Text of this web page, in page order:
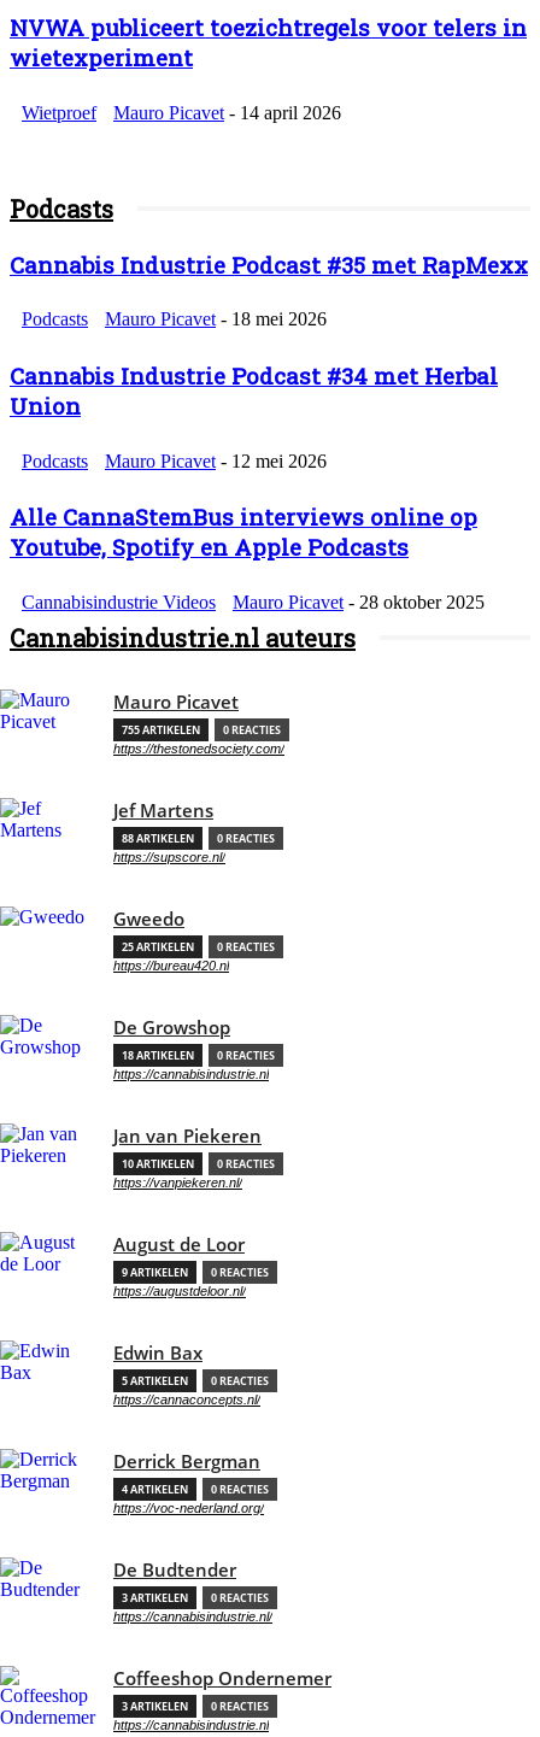
NVWA publiceert toezichtregels voor telers in
wietexperiment
Wietproef Mauro Picavet - 14 april 2026
Podcasts
Cannabis Industrie Podcast #35 met RapMexx
Podcasts Mauro Picavet - 18 mei 2026
Cannabis Industrie Podcast #34 met Herbal
Union
Podcasts Mauro Picavet - 12 mei 2026
Alle CannaStemBus interviews online op
Youtube, Spotify en Apple Podcasts
Cannabisindustrie Videos Mauro Picavet - 28 oktober 2025
Cannabisindustrie.nl auteurs
Mauro Picavet
755 ARTIKELEN 0 REACTIES
https://thestonedsociety.com/
Jef Martens
88 ARTIKELEN 0 REACTIES
https://supscore.nl/
Gweedo
25 ARTIKELEN 0 REACTIES
https://bureau420.nl
De Growshop
18 ARTIKELEN 0 REACTIES
https://cannabisindustrie.nl
Jan van Piekeren
10 ARTIKELEN 0 REACTIES
https://vanpiekeren.nl/
August de Loor
9 ARTIKELEN 0 REACTIES
https://augustdeloor.nl/
Edwin Bax
5 ARTIKELEN 0 REACTIES
https://cannaconcepts.nl/
Derrick Bergman
4 ARTIKELEN 0 REACTIES
https://voc-nederland.org/
De Budtender
3 ARTIKELEN 0 REACTIES
https://cannabisindustrie.nl/
Coffeeshop Ondernemer
3 ARTIKELEN 0 REACTIES
https://cannabisindustrie.nl